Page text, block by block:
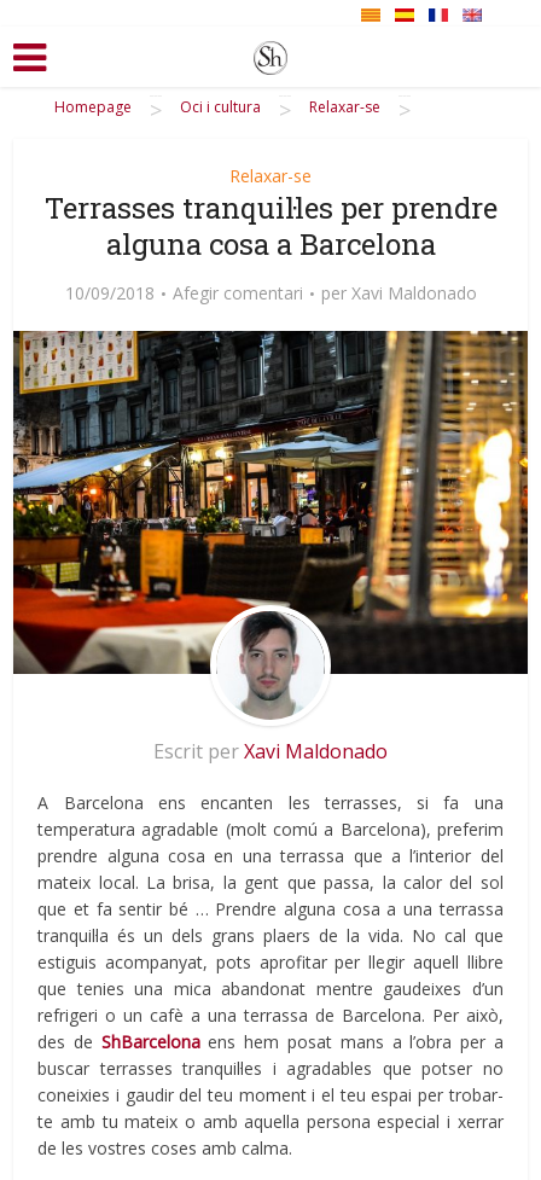
Homepage > Oci i cultura > Relaxar-se >
Relaxar-se
Terrasses tranquil·les per prendre
alguna cosa a Barcelona
10/09/2018 Afegir comentari per Xavi Maldonado
Escrit perXavi Maldonado
A Barcelona ens encanten les terrasses, si fa una
temperatura agradable (molt comú a Barcelona), preferim
prendre alguna cosa en una terrassa que a l’interior del
mateix local. La brisa, la gent que passa, la calor del sol
que et fa sentir bé … Prendre alguna cosa a una terrassa
tranquil·la és un dels grans plaers de la vida. No cal que
estiguis acompanyat, pots aprofitar per llegir aquell llibre
que tenies una mica abandonat mentre gaudeixes d’un
refrigeri o un cafè a una terrassa de Barcelona. Per això,
des de ShBarcelonaens hem posat mans a l’obra per a
buscar terrasses tranquil·les i agradables que potser no
coneixies i gaudir del teu moment i el teu espai per trobar-
te amb tu mateix o amb aquella persona especial i xerrar
de les vostres coses amb calma.